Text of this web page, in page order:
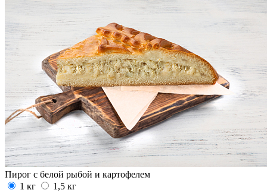
Пирог с белой рыбой и картофелем
1 кг
1,5 кг